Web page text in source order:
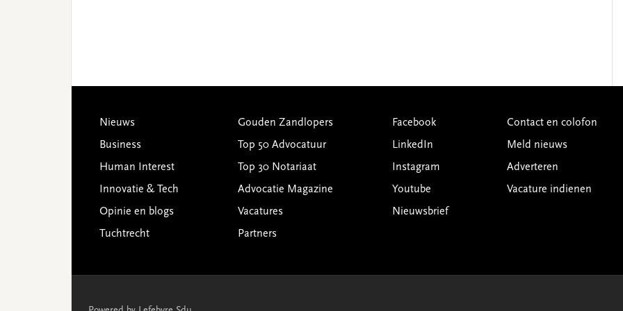
Footer
Nieuws
Business
Human Interest
Innovatie & Tech
Opinie en blogs
Tuchtrecht
Gouden Zandlopers
Top 50 Advocatuur
Top 30 Notariaat
Advocatie Magazine
Vacatures
Partners
Facebook
LinkedIn
Instagram
Youtube
Nieuwsbrief
Contact en colofon
Meld nieuws
Adverteren
Vacature indienen